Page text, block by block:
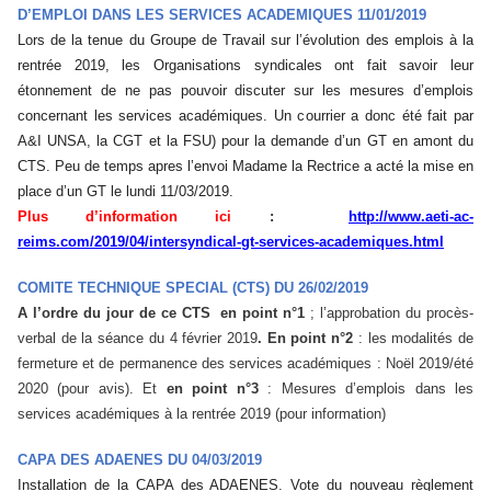
D’EMPLOI DANS LES SERVICES ACADEMIQUES 11/01/2019
Lors de la tenue du Groupe de Travail sur l’évolution des emplois à la
rentrée 2019, les Organisations syndicales ont fait savoir leur
étonnement de ne pas pouvoir discuter sur les mesures d’emplois
concernant les services académiques. Un courrier a donc été fait par
A&I UNSA, la CGT et la FSU) pour la demande d’un GT en amont du
CTS. Peu de temps apres l’envoi Madame la Rectrice a acté la mise en
place d’un GT le lundi 11/03/2019.
Plus d’information ici :
http://www.aeti-ac-
reims.com/2019/04/intersyndical-gt-services-academiques.html
COMITE TECHNIQUE SPECIAL (CTS) DU 26/02/2019
A l’ordre du jour de ce CTS enpoint n°1 ; l’approbation du procès-
verbal de la séance du 4 février 2019. En point n°2 : les modalités de
fermeture et de permanence des services académiques : Noël 2019/été
2020 (pour avis). Et en point n°3: Mesures d’emplois dans les
services académiques à la rentrée 2019 (pour information)
CAPA DES ADAENES DU 04/03/2019
Installation de la CAPA des ADAENES. Vote du nouveau règlement